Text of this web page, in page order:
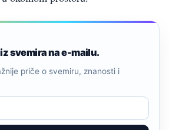
svemira na e-mailu.
priče o svemiru, znanosti i